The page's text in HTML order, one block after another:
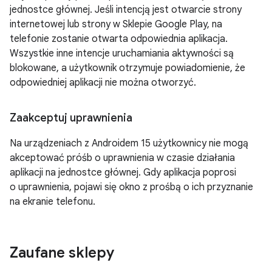
jednostce głównej. Jeśli intencją jest otwarcie strony
internetowej lub strony w Sklepie Google Play, na
telefonie zostanie otwarta odpowiednia aplikacja.
Wszystkie inne intencje uruchamiania aktywności są
blokowane, a użytkownik otrzymuje powiadomienie, że
odpowiedniej aplikacji nie można otworzyć.
Zaakceptuj uprawnienia
Na urządzeniach z Androidem 15 użytkownicy nie mogą
akceptować próśb o uprawnienia w czasie działania
aplikacji na jednostce głównej. Gdy aplikacja poprosi
o uprawnienia, pojawi się okno z prośbą o ich przyznanie
na ekranie telefonu.
Zaufane sklepy